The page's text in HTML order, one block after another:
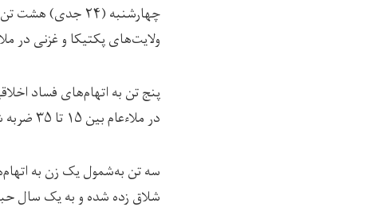
چهارشنبه (۲۴
ولایت‌های پکتیکا و غزنی در
پنج تن به اتهام‌های فساد
در ملاءعام بین ۱۵ تا ۳۵ ضربه شلاق زده شدند و به یک تا دو سال و شش ماه حبس تنفيذی نیز محکوم شده‌اند.
شلاق زده شده و به یک سال